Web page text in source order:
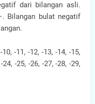
dari bilangan asli.
Bilangan bulat negatif
-11, -12, -13, -14, -15,
-25, -26, -27, -28, -29,